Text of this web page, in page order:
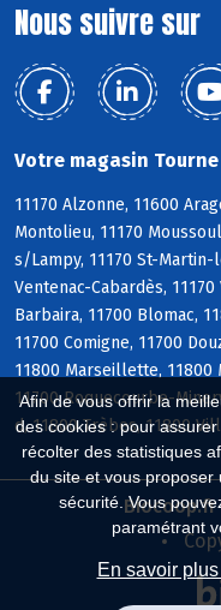
Afin de vous offrir la
des cookies : pour
récolter des statistiques
du site et vous proposer
sécurité. Vous
paramétrant
En savoir
Nous suivre sur
Votre magasin
11170 Alzonne, 11600
Montolieu, 11170
s/Lampy, 11170 St-Martin-
Ventenac-Cabardès,
Barbaira, 11700 Blomac,
11700 Comigne, 11700
11800 Marseillette, 11800
11700 Roquecourbe-
d, 11800 Trèbes, 11800
Biocoop.fr